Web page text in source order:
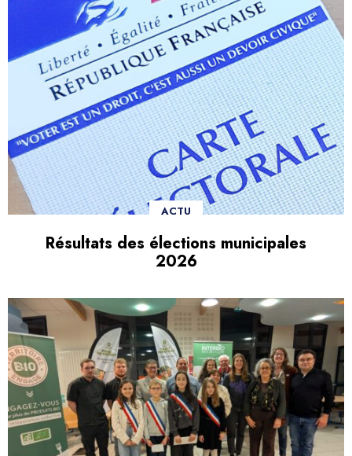
ACTU
Résultats des élections municipales
2026